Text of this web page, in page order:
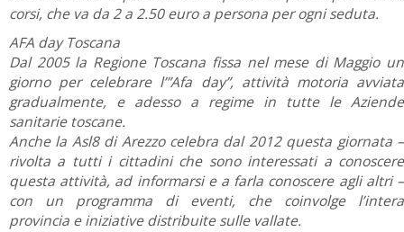
corsi, che va da 2 a 2.50 euro a persona per ogni seduta.
AFA day Toscana
Dal 2005 la Regione Toscana fissa nel mese di Maggio un
giorno per celebrare l’”Afa day”, attività motoria avviata
gradualmente, e adesso a regime in tutte le Aziende
sanitarie toscane.
Anche la Asl8 di Arezzo celebra dal 2012 questa giornata –
rivolta a tutti i cittadini che sono interessati a conoscere
questa attività, ad informarsi e a farla conoscere agli altri –
con un programma di eventi, che coinvolge l’intera
provincia e iniziative distribuite sulle vallate.